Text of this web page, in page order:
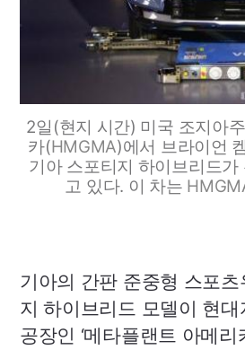
2일(현지 시간) 미국 조지아
카(HMGMA)에서 브라이언
기아 스포티지 하이브리드
고 있다. 이 차는
기아의 간판 준중형 스포
지 하이브리드 모델이 현
공장인 ‘메타플랜트 아메리